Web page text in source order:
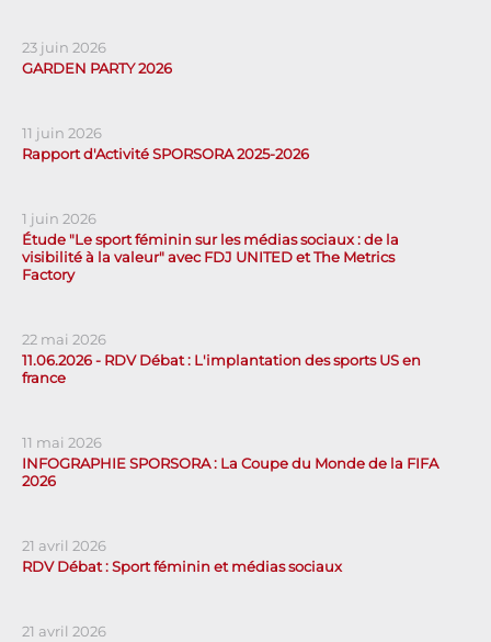
23 juin 2026
GARDEN PARTY 2026
11 juin 2026
Rapport d'Activité SPORSORA 2025-2026
1 juin 2026
Étude "Le sport féminin sur les médias sociaux : de la
visibilité à la valeur" avec FDJ UNITED et The Metrics
Factory
22 mai 2026
11.06.2026 - RDV Débat : L'implantation des sports US en
france
11 mai 2026
INFOGRAPHIE SPORSORA : La Coupe du Monde de la FIFA
2026
21 avril 2026
RDV Débat : Sport féminin et médias sociaux
21 avril 2026